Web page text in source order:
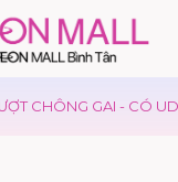
CHÔNG GAI - CÓ